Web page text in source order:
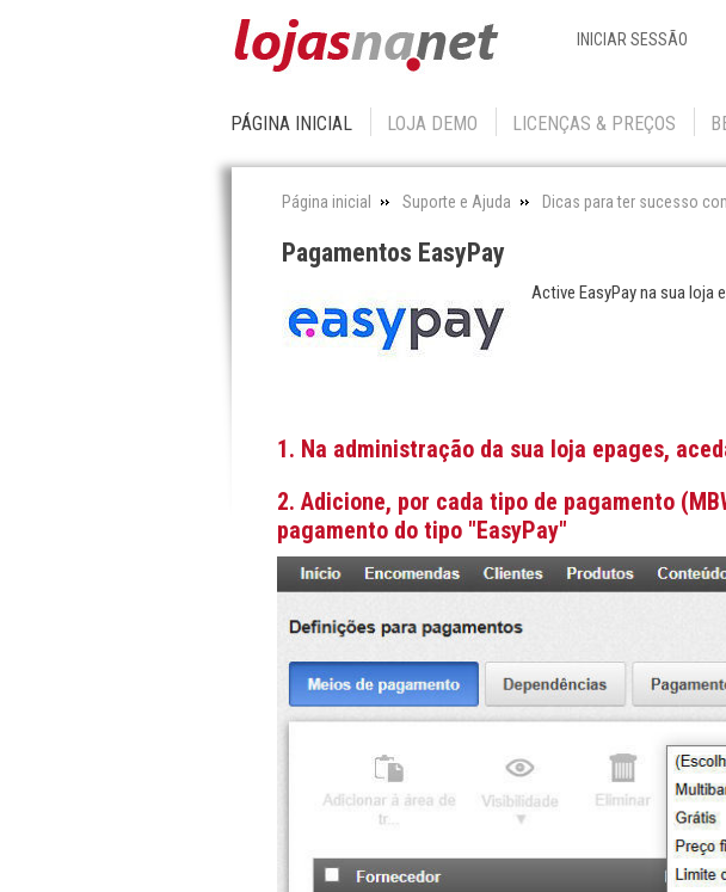
INICIAR SESSÃO
PÁGINA INICIAL LOJA DEMO LICENÇAS & PREÇOS
Página inicial Suporte e Ajuda Dicas para ter sucesso
Pagamentos EasyPay
Active EasyPay na sua loja
1. Na administração da sua loja epages,
2. Adicione, por cada tipo de pagamento
pagamento do tipo "EasyPay"